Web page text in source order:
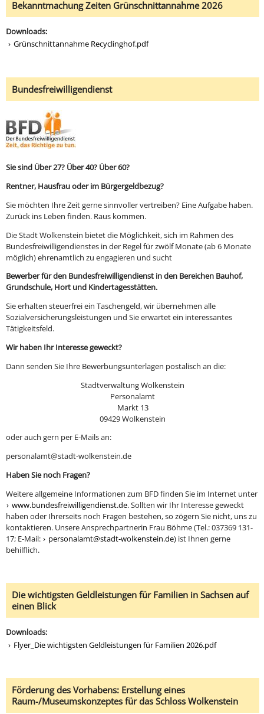
Bekanntmachung Zeiten Grünschnittannahme 2026
Downloads:
Grünschnittannahme Recyclinghof.pdf
Bundesfreiwilligendienst
Sie sind Über 27? Über 40? Über 60?
Rentner, Hausfrau oder im Bürgergeldbezug?
Sie möchten Ihre Zeit gerne sinnvoller vertreiben? Eine Aufgabe haben.
Zurück ins Leben finden. Raus kommen.
Die Stadt Wolkenstein bietet die Möglichkeit, sich im Rahmen des
Bundesfreiwilligendienstes in der Regel für zwölf Monate (ab 6 Monate
möglich) ehrenamtlich zu engagieren und sucht
Bewerber für den Bundesfreiwilligendienst in den Bereichen Bauhof,
Grundschule, Hort und Kindertagesstätten.
Sie erhalten steuerfrei ein Taschengeld, wir übernehmen alle
Sozialversicherungsleistungen und Sie erwartet ein interessantes
Tätigkeitsfeld.
Wir haben Ihr Interesse geweckt?
Dann senden Sie Ihre Bewerbungsunterlagen postalisch an die:
Stadtverwaltung Wolkenstein
Personalamt
Markt 13
09429 Wolkenstein
oder auch gern per E-Mails an:
personalamt@stadt-wolkenstein.de
Haben Sie noch Fragen?
Weitere allgemeine Informationen zum BFD finden Sie im Internet unter
www.bundesfreiwilligendienst.de. Sollten wir Ihr Interesse geweckt
haben oder Ihrerseits noch Fragen bestehen, so zögern Sie nicht, uns zu
kontaktieren. Unsere Ansprechpartnerin Frau Böhme (Tel.: 037369 131-
17; E-Mail:
personalamt@stadt-wolkenstein.de) ist Ihnen gerne
behilflich.
Die wichtigsten Geldleistungen für Familien in Sachsen auf
einen Blick
Downloads:
Flyer_Die wichtigsten Geldleistungen für Familien 2026.pdf
Förderung des Vorhabens: Erstellung eines
Raum-/Museumskonzeptes für das Schloss Wolkenstein